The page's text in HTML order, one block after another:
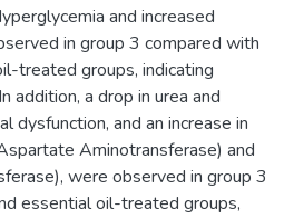
and increased
in group 3 compared with
treated groups, indicating
addition, a drop in urea and
dysfunction, and an increase in
Aminotransferase) and
were observed in group 3
essential oil-treated groups,